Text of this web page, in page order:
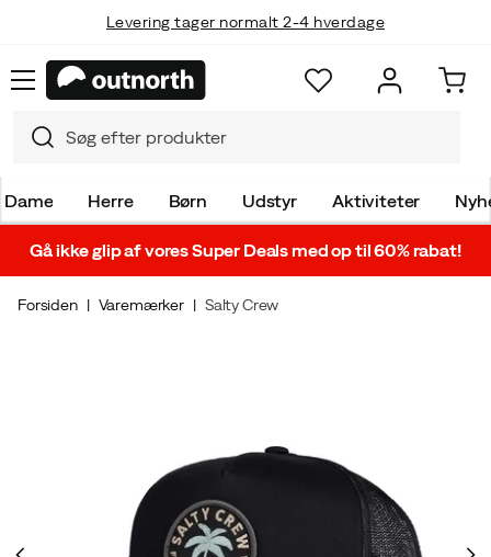
Levering tager normalt 2-4 hverdage
Dame Herre Børn Udstyr Aktiviteter
Gå ikke glip af vores Super Deals med op til 60% rabat!
Forsiden Varemærker Salty Crew